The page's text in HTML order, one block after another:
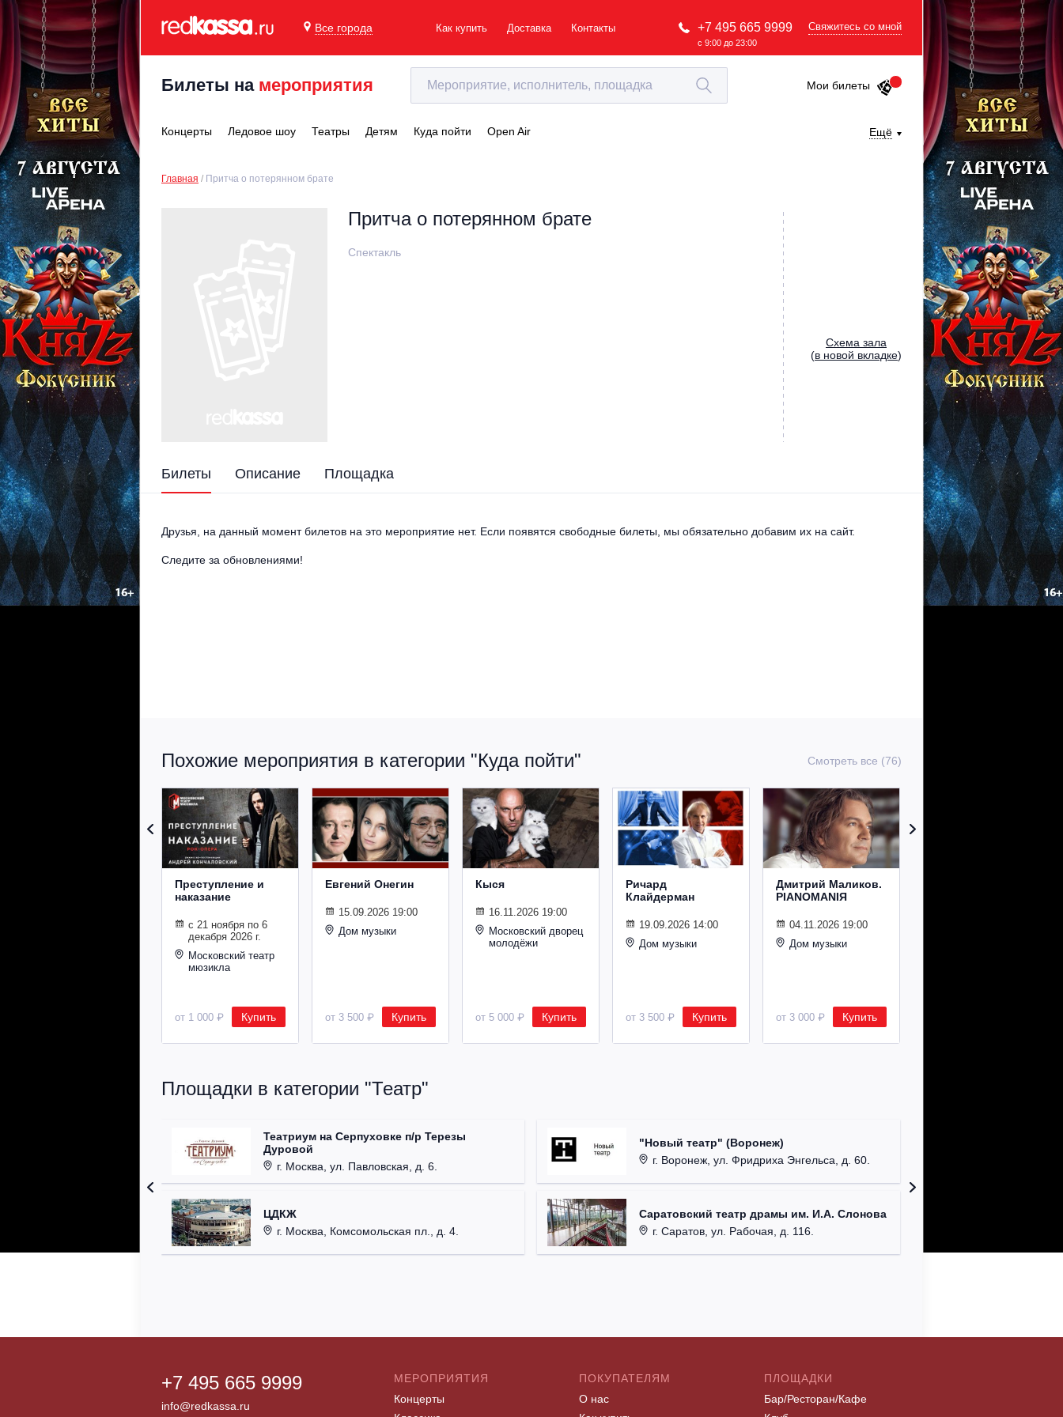
Все города Как купить Доставка Контакты +7 495 665 9999
с 9:00 до 23:00
Свяжитесь со мной
Билеты на мероприятия Мои билеты
Концерты Ледовое шоу Театры Детям Куда пойти Open Air Ещё
Главная Притча о потерянном брате
Притча о потерянном брате
Спектакль
Cхема зала
(в новой вкладке)
Билеты Описание Площадка
Друзья, на данный момент билетов на это мероприятие нет. Если появятся свободные билеты, мы обязательно добавим их на сайт.
Следите за обновлениями!
Похожие мероприятия в категории "Куда пойти" Смотреть все (76)
Преступление и
наказание
с 21 ноября по 6
декабря 2026 г.
Московский театр
мюзикла
от 1 000 ₽ Купить
Евгений Онегин
15.09.2026 19:00
Дом музыки
от 3 500 ₽ Купить
Кыся
16.11.2026 19:00
Московский дворец
молодёжи
от 5 000 ₽ Купить
Ричард
Клайдерман
19.09.2026 14:00
Дом музыки
от 3 500 ₽ Купить
Дмитрий Маликов.
PIANOMANIЯ
04.11.2026 19:00
Дом музыки
от 3 000 ₽ Купить
Площадки в категории "Театр"
Театриум на Серпуховке п/р Терезы
Дуровой
г. Москва, ул. Павловская, д. 6.
ЦДКЖ
г. Москва, Комсомольская пл., д. 4.
"Новый театр" (Воронеж)
г. Воронеж, ул. Фридриха Энгельса, д. 60.
Саратовский театр драмы им. И.А. Слонова
г. Саратов, ул. Рабочая, д. 116.
+7 495 665 9999
info@redkassa.ru
МЕРОПРИЯТИЯ
Концерты
ПОКУПАТЕЛЯМ
О нас
ПЛОЩАДКИ
Бар/Ресторан/Кафе